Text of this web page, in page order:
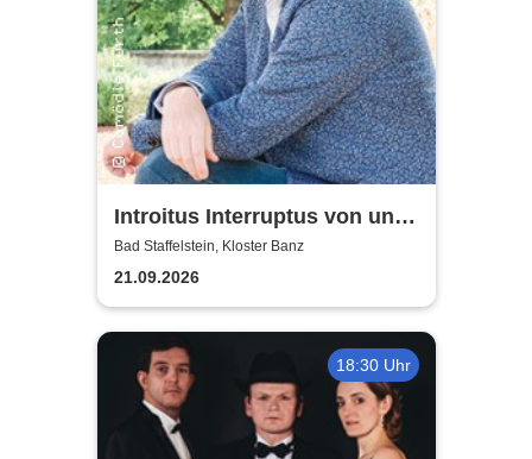
Introitus Interruptus von und
mit Volker Heißmann & dem
Pavel-Sandorf-Quartett
Bad Staffelstein, Kloster Banz
21.09.2026
18:30 Uhr